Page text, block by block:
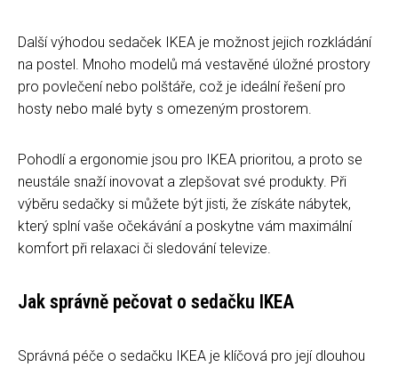
Další výhodou sedaček IKEA je možnost jejich rozkládání
na postel. Mnoho modelů má vestavěné úložné prostory
pro povlečení nebo polštáře, což je ideální řešení pro
hosty nebo malé byty s omezeným prostorem.
Pohodlí a ergonomie jsou pro IKEA prioritou, a proto se
neustále snaží inovovat a zlepšovat své produkty. Při
výběru sedačky si můžete být jisti, že získáte nábytek,
který splní vaše očekávání a poskytne vám maximální
komfort při relaxaci či sledování televize.
Jak správně pečovat o sedačku IKEA
Správná péče o sedačku IKEA je klíčová pro její dlouhou